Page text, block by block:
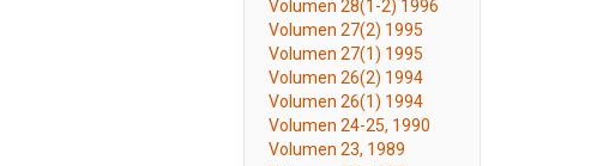
Volumen 28(1-2) 1996
Volumen 27(2) 1995
Volumen 27(1) 1995
Volumen 26(2) 1994
Volumen 26(1) 1994
Volumen 24-25, 1990
Volumen 23, 1989